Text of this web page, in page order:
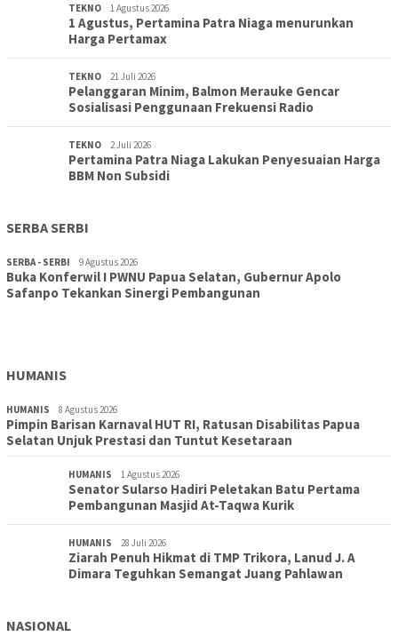
TEKNO 1 Agustus 2026
1 Agustus, Pertamina Patra Niaga menurunkan
Harga Pertamax
TEKNO 21 Juli 2026
Pelanggaran Minim, Balmon Merauke Gencar
Sosialisasi Penggunaan Frekuensi Radio
TEKNO 2 Juli 2026
Pertamina Patra Niaga Lakukan Penyesuaian Harga
BBM Non Subsidi
SERBA SERBI
SERBA - SERBI 9 Agustus 2026
Buka Konferwil I PWNU Papua Selatan, Gubernur Apolo
Safanpo Tekankan Sinergi Pembangunan
TOPIK 9 Agustus 2026
Konferwil I PWNU Papua Selatan Resmi Digelar, Siapkan
HUMANIS
HUMANIS 8 Agustus 2026
Pimpin Barisan Karnaval HUT RI, Ratusan Disabilitas Papua
Selatan Unjuk Prestasi dan Tuntut Kesetaraan
HUMANIS 1 Agustus 2026
Senator Sularso Hadiri Peletakan Batu Pertama
Pembangunan Masjid At-Taqwa Kurik
HUMANIS 28 Juli 2026
Ziarah Penuh Hikmat di TMP Trikora, Lanud J. A
Dimara Teguhkan Semangat Juang Pahlawan
NASIONAL